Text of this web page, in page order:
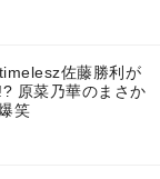
佐藤勝利が
原菜乃華のまさか
笑